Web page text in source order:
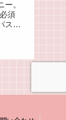
ー。
須
ス